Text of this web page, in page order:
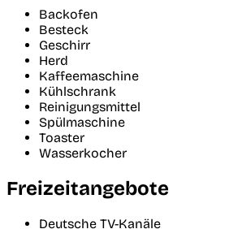
Backofen
Besteck
Geschirr
Herd
Kaffeemaschine
Kühlschrank
Reinigungsmittel
Spülmaschine
Toaster
Wasserkocher
Freizeitangebote
Deutsche TV-Kanäle